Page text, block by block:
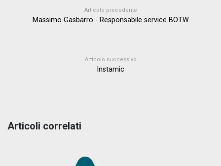
Articolo precedente
Massimo Gasbarro - Responsabile service BOTW
Articolo successivo
Instamic
Articoli correlati